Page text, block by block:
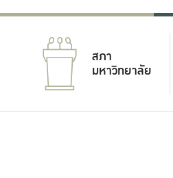
สภา
มหาวิทยาลัย